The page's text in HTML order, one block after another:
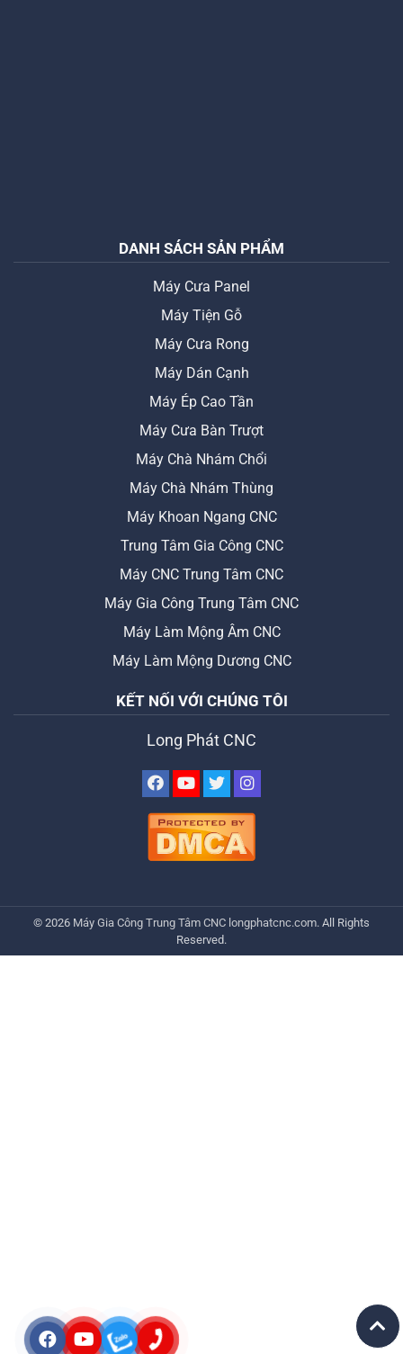
DANH SÁCH SẢN PHẨM
Máy Cưa Panel
Máy Tiện Gỗ
Máy Cưa Rong
Máy Dán Cạnh
Máy Ép Cao Tần
Máy Cưa Bàn Trượt
Máy Chà Nhám Chổi
Máy Chà Nhám Thùng
Máy Khoan Ngang CNC
Trung Tâm Gia Công CNC
Máy CNC Trung Tâm CNC
Máy Gia Công Trung Tâm CNC
Máy Làm Mộng Âm CNC
Máy Làm Mộng Dương CNC
KẾT NỐI VỚI CHÚNG TÔI
Long Phát CNC
© 2026 Máy Gia Công Trung Tâm CNC longphatcnc.com. All Rights
Reserved.